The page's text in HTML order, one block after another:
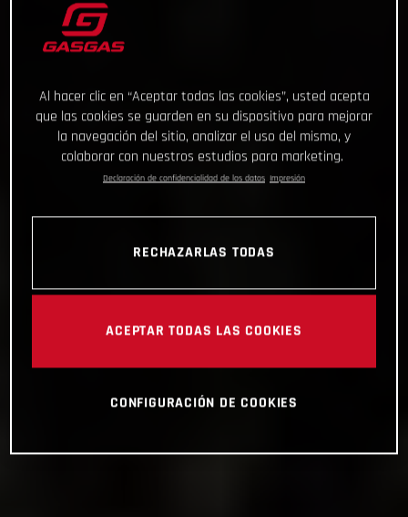
Al hacer clic en “Aceptar todas las cookies”, usted acepta
que las cookies se guarden en su dispositivo para mejorar
la navegación del sitio, analizar el uso del mismo, y
colaborar con nuestros estudios para marketing.
Declaración de confidencialidad de los datos Impresión
RECHAZARLAS TODAS
ACEPTAR TODAS LAS COOKIES
CONFIGURACIÓN DE COOKIES